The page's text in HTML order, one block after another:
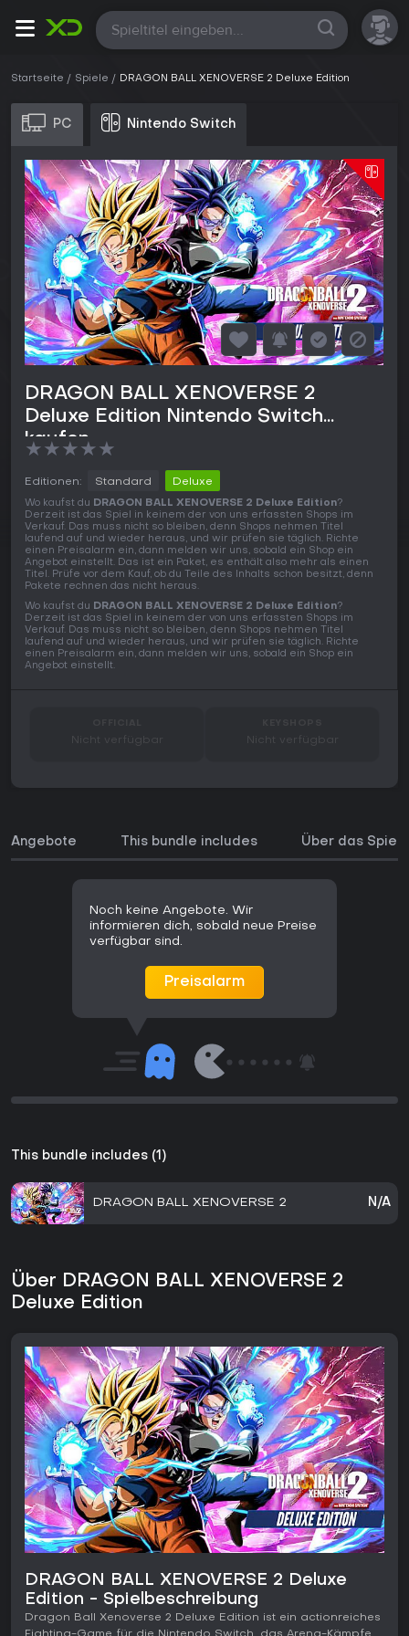
Alle
Startseite Spiele DRAGON BALL XENOVERSE 2 Deluxe Edition
PC Nintendo Switch
DRAGON BALL XENOVERSE 2
Deluxe Edition Nintendo Switch
kaufen
★★★★★
Editionen: Standard Deluxe
Wo kaufst du DRAGON BALL XENOVERSE 2 Deluxe Edition?
Derzeit ist das Spiel in keinem der von uns erfassten Shops im
Verkauf. Das muss nicht so bleiben, denn Shops nehmen Titel
laufend auf und wieder heraus, und wir prüfen sie täglich. Richte
einen Preisalarm ein, dann melden wir uns, sobald ein Shop ein
Angebot einstellt. Das ist ein Paket, es enthält also mehr als einen
Titel. Prüfe vor dem Kauf, ob du Teile des Inhalts schon besitzt, denn
Pakete rechnen das nicht heraus.
Wo kaufst du DRAGON BALL XENOVERSE 2 Deluxe Edition?
Derzeit ist das Spiel in keinem der von uns erfassten Shops im
Verkauf. Das muss nicht so bleiben, denn Shops nehmen Titel
laufend auf und wieder heraus, und wir prüfen sie täglich. Richte
einen Preisalarm ein, dann melden wir uns, sobald ein Shop ein
Angebot einstellt.
Nicht verfügbar Nicht verfügbar
Angebote This bundle includes Über das Spiel
Noch keine Angebote. Wir
informieren dich, sobald neue Preise
verfügbar sind.
Preisalarm
This bundle includes (1)
DRAGON BALL XENOVERSE 2 N/A
Über DRAGON BALL XENOVERSE 2
Deluxe Edition
DRAGON BALL XENOVERSE 2 Deluxe
Edition - Spielbeschreibung
Dragon Ball Xenoverse 2 Deluxe Edition ist ein actionreiches